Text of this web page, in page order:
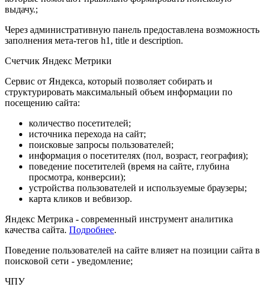
выдачу.;
Через административную панель предоставлена возможность
заполнения мета-тегов h1, title и description.
Счетчик Яндекс Метрики
Сервис от Яндекса, который позволяет собирать и
структурировать максимальный объем информации по
посещению сайта:
количество посетителей;
источника перехода на сайт;
поисковые запросы пользователей;
информация о посетителях (пол, возраст, география);
поведение посетителей (время на сайте, глубина
просмотра, конверсии);
устройства пользователей и используемые браузеры;
карта кликов и вебвизор.
Яндекс Метрика - современный инструмент аналитика
качества сайта. Подробнее.
Поведение пользователей на сайте влияет на позиции сайта в
поисковой сети - уведомление;
ЧПУ